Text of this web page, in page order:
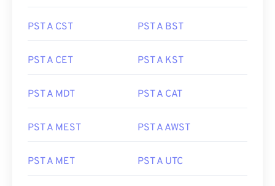
PST A CST PST A BST
PST A CET PST A KST
PST A MDT PST A CAT
PST A MEST PST A AWST
PST A MET PST A UTC